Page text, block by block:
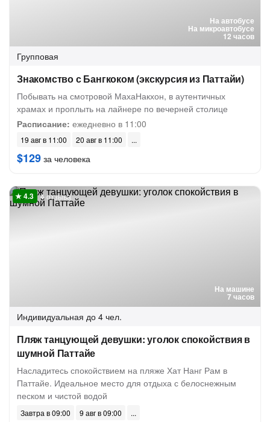
На автобусе
На микроавтобусе
12 часов
Групповая
Знакомство с Бангкоком (экскурсия из Паттайи)
Побывать на смотровой МахаНакхон, в аутентичных
храмах и проплыть на лайнере по вечерней столице
Расписание: ежедневно в 11:00
19 авг в 11:00 20 авг в 11:00
$129 за человека
На машине
7 часов
4 отзыва
Индивидуальная до 4 чел.
Пляж танцующей девушки: уголок спокойствия в
шумной Паттайе
Насладитесь спокойствием на пляже Хат Нанг Рам в
Паттайе. Идеальное место для отдыха с белоснежным
песком и чистой водой
Завтра в 09:00 9 авг в 09:00